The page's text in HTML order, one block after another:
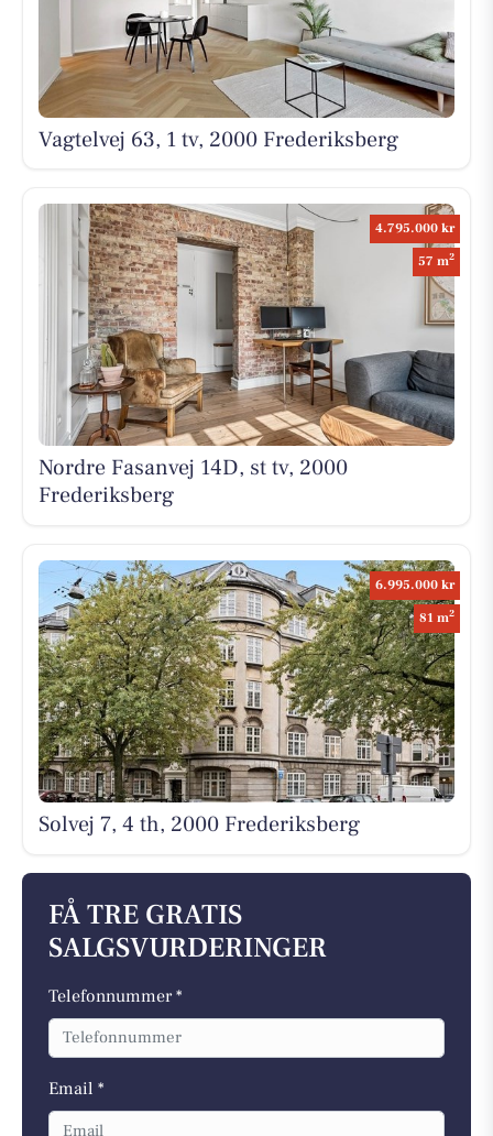
Vagtelvej 63, 1 tv, 2000 Frederiksberg
4.795.000 kr
57 m2
Nordre Fasanvej 14D, st tv, 2000
Frederiksberg
6.995.000 kr
81 m2
Solvej 7, 4 th, 2000 Frederiksberg
FÅ TRE GRATIS
SALGSVURDERINGER
Telefonnummer *
Email *